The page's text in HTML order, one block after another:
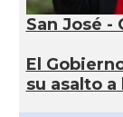
San José -
El
su asalto